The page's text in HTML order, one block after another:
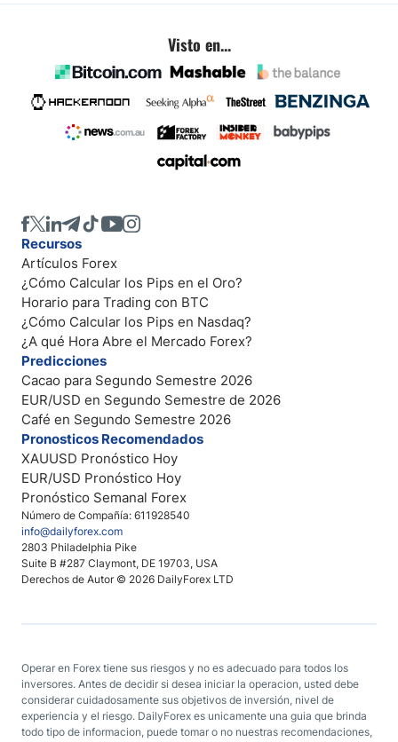
Visto en...
Número de Compañía: 611928540
info@dailyforex.com
2803 Philadelphia Pike
Suite B #287 Claymont, DE 19703, USA
Derechos de Autor © 2026 DailyForex LTD
Recursos
Artículos Forex
¿Cómo Calcular los Pips en el Oro?
Horario para Trading con BTC
¿Cómo Calcular los Pips en Nasdaq?
¿A qué Hora Abre el Mercado Forex?
Predicciones
Cacao para Segundo Semestre 2026
EUR/USD en Segundo Semestre de 2026
Café en Segundo Semestre 2026
Pronosticos Recomendados
XAUUSD Pronóstico Hoy
EUR/USD Pronóstico Hoy
Pronóstico Semanal Forex
Operar en Forex tiene sus riesgos y no es adecuado para todos los
inversores. Antes de decidir si desea iniciar la operacion, usted debe
considerar cuidadosamente sus objetivos de inversión, nivel de
experiencia y el riesgo. DailyForex es unicamente una guia que brinda
todo tipo de informacion, puede tomar o no nuestras recomendaciones,